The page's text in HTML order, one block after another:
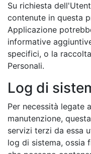
Su richiesta
contenute in questa
Applicazione
informative
specifici, o la
Personali.
Log di
Per necessità legate
manutenzione,
servizi terzi da essa
log di sistema, ossia